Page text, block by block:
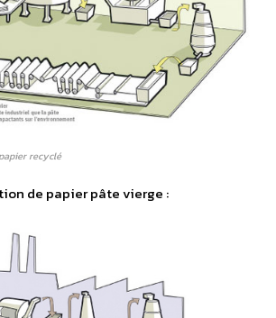
recyclé
de papier pâte vierge :